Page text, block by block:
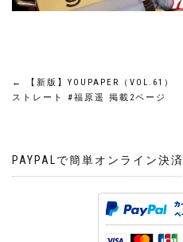
投
ナ
←
【新版】YOUPAPER（VOL.61）
ストレート #福原遥 掲載2ページ
PAYPALで簡単オンライン決済